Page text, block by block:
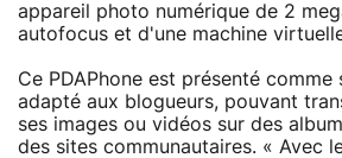
appareil photo numérique de 2
autofocus et d'une machine
Ce PDAPhone est présenté comme
adapté aux blogueurs, pouvant
ses images ou vidéos sur des
des sites communautaires. « Avec